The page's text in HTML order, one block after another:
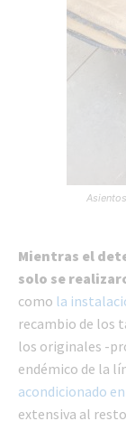
Mientras el
solo se
como la
recambio de los
los originales -
endémico de la
acondicionado
extensiva al